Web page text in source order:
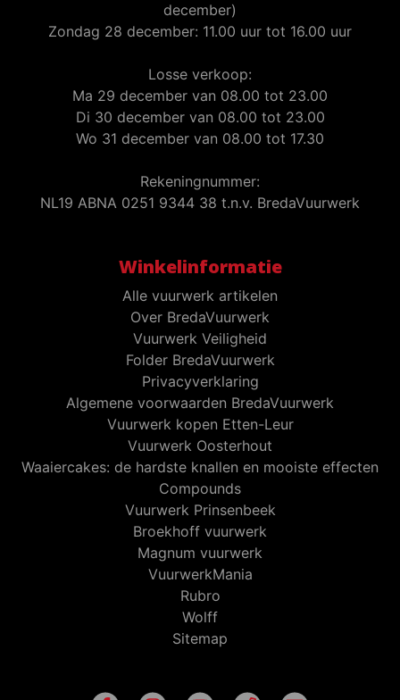
december)
Zondag 28 december: 11.00 uur tot 16.00 uur
Losse verkoop:
Ma 29 december van 08.00 tot 23.00
Di 30 december van 08.00 tot 23.00
Wo 31 december van 08.00 tot 17.30
Rekeningnummer:
NL19 ABNA 0251 9344 38 t.n.v. BredaVuurwerk
Winkelinformatie
Alle vuurwerk artikelen
Over BredaVuurwerk
Vuurwerk Veiligheid
Folder BredaVuurwerk
Privacyverklaring
Algemene voorwaarden BredaVuurwerk
Vuurwerk kopen Etten-Leur
Vuurwerk Oosterhout
Waaiercakes: de hardste knallen en mooiste effecten
Compounds
Vuurwerk Prinsenbeek
Broekhoff vuurwerk
Magnum vuurwerk
VuurwerkMania
Rubro
Wolff
Sitemap